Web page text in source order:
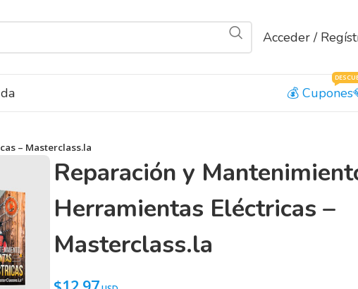
Acceder /
Cupones
– Masterclass.la
Reparación y
Herramientas Eléctricas –
Masterclass.la